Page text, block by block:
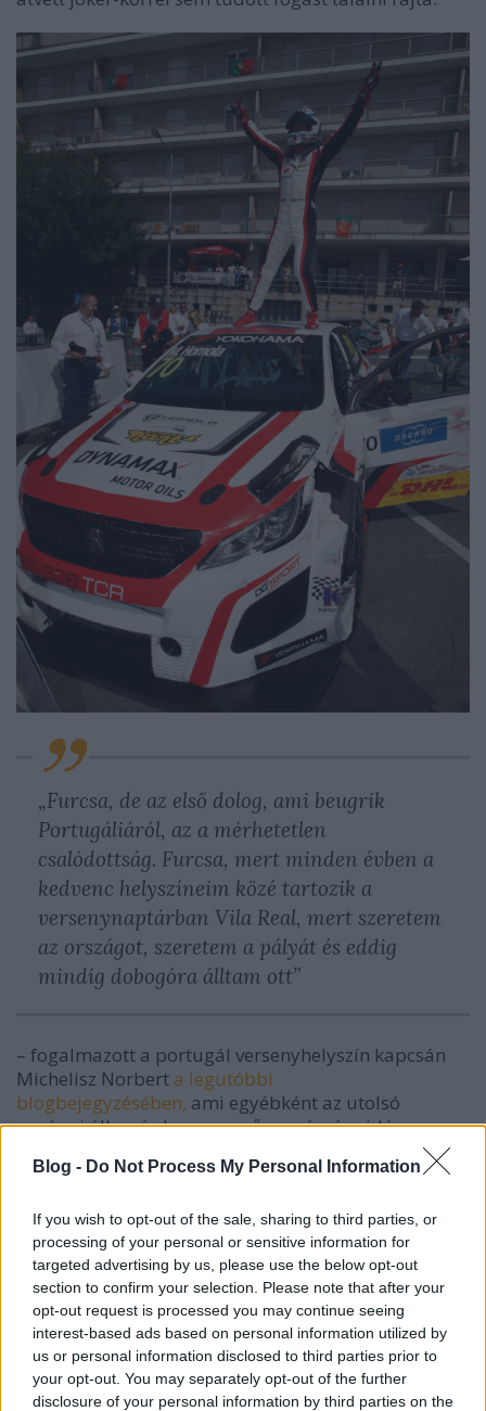
Blog - Do Not Process My Personal Information
If you wish to opt-out of the sale, sharing to third parties, or
processing of your personal or sensitive information for
targeted advertising by us, please use the below opt-out
section to confirm your selection. Please note that after your
opt-out request is processed you may continue seeing
interest-based ads based on personal information utilized by
us or personal information disclosed to third parties prior to
your opt-out. You may separately opt-out of the further
disclosure of your personal information by third parties on the
„Furcsa, de az első dolog, ami beugrik
Portugáliáról, az a mérhetetlen
csalódottság. Furcsa, mert minden évben a
kedvenc helyszíneim közé tartozik a
versenynaptárban Vila Real, mert szeretem
az országot, szeretem a pályát és eddig
mindig dobogóra álltam ott”
– fogalmazott a portugál versenyhelyszín kapcsán
Michelisz Norbert a legutóbbi
blogbejegyzésében, ami egyébként az utolsó
európai állomás lesz a mezőny számára idén.
Alapvetően kedves emlékeket őriz a pályáról a BRC
ban a második futamon állhatott fel a dobogó
legalsó fokára, majd 2017-ben első szezonbéli
sikerével zárta a második versenyt. Tavaly ugyan az
első futamon a tömegbaleset és biztonsági okok
miatt kiállni kényszerült – pedig kedvező pozícióból
várhatta volna a folytatást –, a dobogós sorozata
nem szakadt meg, végül az utolsó versenyen
harmadik lett.